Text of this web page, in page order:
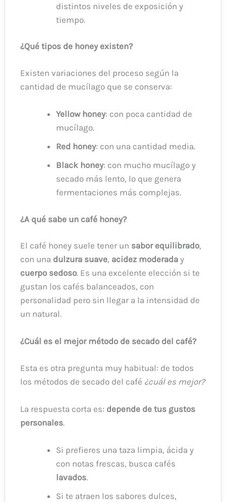
distintos niveles de exposición y
tiempo.
¿Qué tipos de honey existen?
Existen variaciones del proceso según la
cantidad de mucílago que se conserva:
Yellow honey: con poca cantidad de
mucílago.
Red honey: con una cantidad media.
Black honey: con mucho mucílago y
secado más lento, lo que genera
fermentaciones más complejas.
¿A qué sabe un café honey?
El café honey suele tener un sabor equilibrado,
con una dulzura suave, acidez moderada y
cuerpo sedoso. Es una excelente elección si te
gustan los cafés balanceados, con
personalidad pero sin llegar a la intensidad de
un natural.
¿Cuál es el mejor método de secado del café?
Esta es otra pregunta muy habitual: de todos
los métodos de secado del café ¿cuál es mejor?
La respuesta corta es: depende de tus gustos
personales.
Si prefieres una taza limpia, ácida y
con notas frescas, busca cafés
lavados.
Si te atraen los sabores dulces,